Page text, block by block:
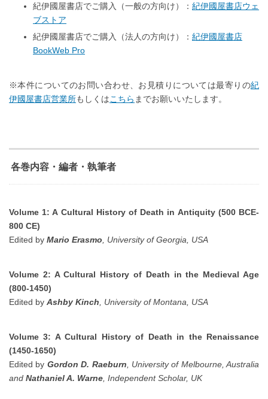
紀伊國屋書店でご購入（一般の方向け）： 紀伊國屋書店ウェ
ブストア
紀伊國屋書店でご購入（法人の方向け）： 紀伊國屋書店
BookWeb Pro
※本件についてのお問い合わせ、お見積りについては最寄りの紀
伊國屋書店営業所もしくはこちら までお願いいたします。
各巻内容・編者・執筆者
Volume 1: A Cultural History of Death in Antiquity (500 BCE-
800 CE)
Edited by Mario Erasmo , University of Georgia, USA
Volume 2: A Cultural History of Death in the Medieval Age
(800-1450)
Edited by Ashby Kinch , University of Montana, USA
Volume 3: A Cultural History of Death in the Renaissance
(1450-1650)
Edited by Gordon D. Raeburn , University of Melbourne, Australia
and Nathaniel A. Warne , Independent Scholar, UK